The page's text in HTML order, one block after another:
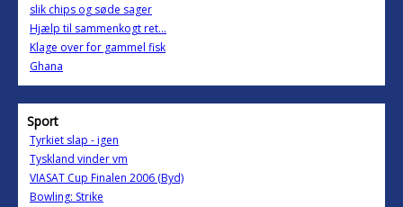
slik chips og søde sager
Hjælp til sammenkogt ret...
Klage over for gammel fisk
Ghana
Sport
Tyrkiet slap - igen
Tyskland vinder vm
VIASAT Cup Finalen 2006 (Byd)
Bowling: Strike